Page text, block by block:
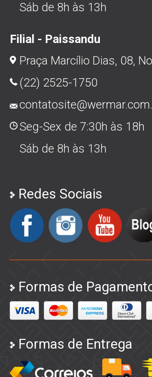
Sáb de 8h às 13h
Filial - Paissandu
Praça Marcílio Dias, 08,
(22) 2525-1750
Seg-Sex de 7:30h às 18h
Sáb de 8h às 13h
Redes Sociais
Formas de
Formas de Entrega